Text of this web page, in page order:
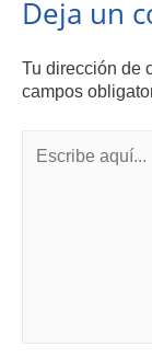
Deja un
Tu dirección de
campos